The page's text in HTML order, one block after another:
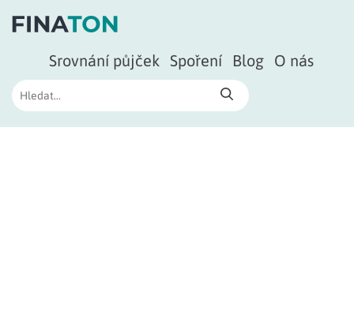
Srovnání půjček Spoření Blog O nás